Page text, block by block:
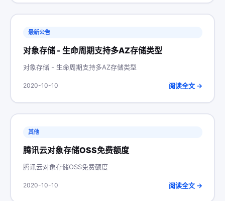
最新公告
对象存储 - 生命周期支持多AZ存储类型
对象存储 - 生命周期支持多AZ存储类型
2020-10-10 阅读全文 →
其他
腾讯云对象存储OSS免费额度
腾讯云对象存储OSS免费额度
2020-10-10 阅读全文 →